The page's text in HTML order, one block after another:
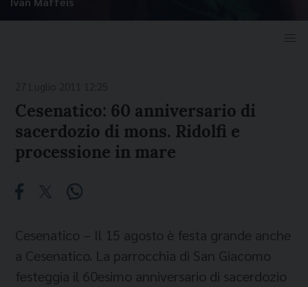
Cesenatico: 60 anniversario di
sacerdozio di mons. Ridolfi e
processione in mare
Cesenatico – Il 15 agosto è festa grande anche
a Cesenatico. La parrocchia di San Giacomo
festeggia il 60esimo anniversario di sacerdozio